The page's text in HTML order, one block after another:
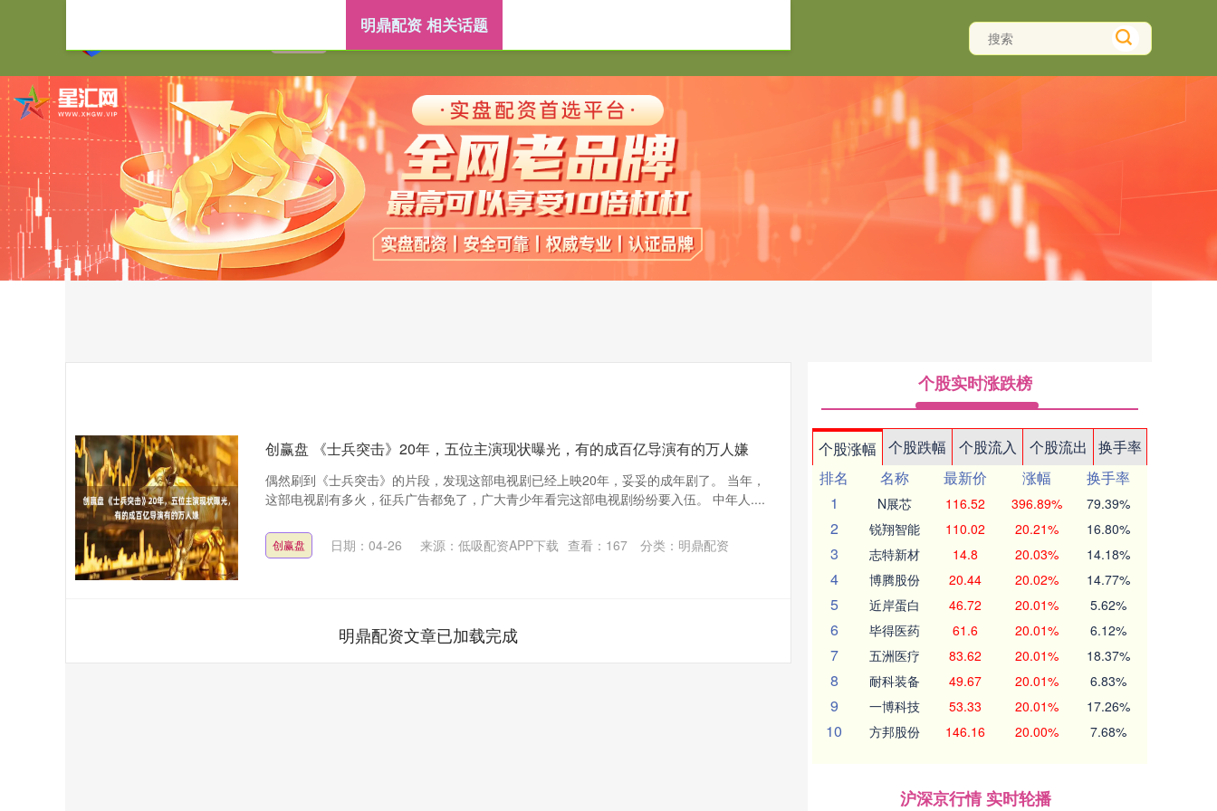
明鼎配资 靠谱配资平台
明鼎配资 相关话题
创赢盘 《士兵突击》20年，五位主演现状曝光，有的成百亿导演有的万人嫌
偶然刷到《士兵突击》的片段，发现这部电视剧已经上映20年，妥妥的成年剧了。 当年，
这部电视剧有多火，征兵广告都免了，广大青少年看完这部电视剧纷纷要入伍。 中年人....
创赢盘 日期：04-26 来源：低吸配资APP下载 查看： 167 分类： 明鼎配资
明鼎配资文章已加载完成
个股实时涨跌榜
个股涨幅 个股跌幅 个股流入 个股流出
换手率
排名
名称 最新价 涨幅
换手率
1
N展芯 116.52 396.89% 79.39%
2 锐翔智能 110.02 20.21% 16.80%
3 志特新材 14.8 20.03% 14.18%
4 博腾股份 20.44 20.02% 14.77%
5 近岸蛋白 46.72 20.01% 5.62%
6 毕得医药 61.6 20.01% 6.12%
7 五洲医疗 83.62 20.01% 18.37%
8 耐科装备 49.67 20.01% 6.83%
9 一博科技 53.33 20.01% 17.26%
10 方邦股份 146.16 20.00% 7.68%
沪深京行情 实时轮播